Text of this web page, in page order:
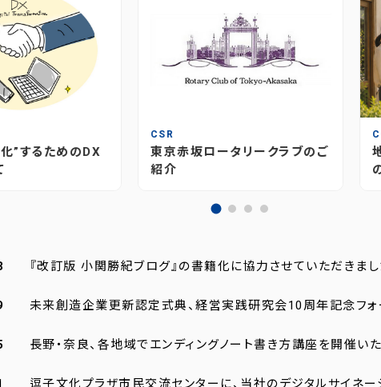
”するためのDX
CSR
東京赤坂ロータリークラブのご
紹介
『改訂版 小関勝紀ブログ』の書籍化に協力させていただきまし
未来創造企業更新認定式典、経営実践研究会10周年記念フォ
長野・奈良、各地域でエンディングノート書き方講座を開催い
逗子文化プラザ市民交流センターに、当社のデジタルサイネー